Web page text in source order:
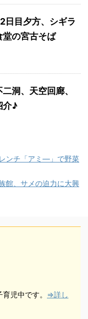
日目夕方、シギラ
堂の宮古そば
洞、天空回廊、
介♪
ンチ「アミ―」で野菜
館、サメの迫力に大興
児中です。 ⇒詳し